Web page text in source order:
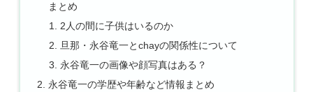
まとめ
2人の間に子供はいるのか
旦那・永谷竜一とchayの関係性について
永谷竜一の画像や顔写真はある？
永谷竜一の学歴や年齢など情報まとめ